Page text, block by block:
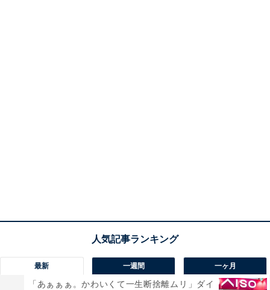
最新 一週間 一ヶ月
「あぁぁぁ。かわいくて一生断捨離ムリ」ダイ